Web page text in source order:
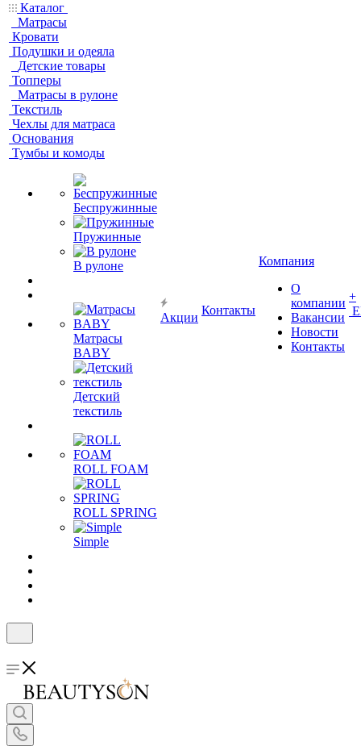
Каталог
Матрасы
Кровати
Подушки и одеяла
Детские товары
Топперы
Матрасы в рулоне
Текстиль
Чехлы для матраса
Основания
Тумбы и комоды
Беспружинные
Пружинные
В рулоне
Матрасы
BABY
Детский
текстиль
ROLL FOAM
ROLL SPRING
Simple
Акции
Контакты
Компания
О
компании
Вакансии
Новости
Контакты
+